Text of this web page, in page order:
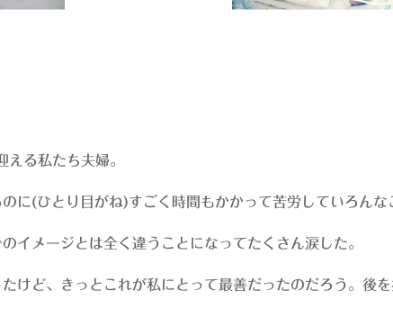
る私たち夫婦。
に(ひとり目がね)すごく時間もかかって苦労していろんな
イメージとは全く違うことになってたくさん涙した。
けど、きっとこれが私にとって最善だったのだろう。後